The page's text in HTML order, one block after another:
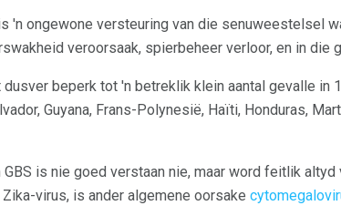
'n ongewone versteuring van die senuweestelsel
veroorsaak, spierbeheer verloor, en in die
beperk tot 'n betreklik klein aantal gevalle in
Guyana, Frans-Polynesië, Haïti, Honduras,
is nie goed verstaan ​​nie, maar word feitlik
virus, is ander algemene oorsake